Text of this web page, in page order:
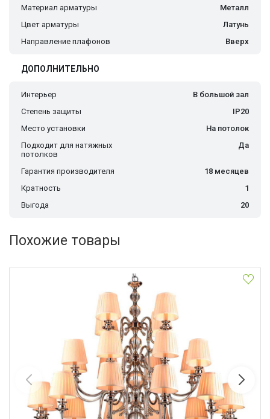
Материал арматуры
Металл
Цвет арматуры
Латунь
Направление плафонов
Вверх
ДОПОЛНИТЕЛЬНО
Интерьер
В большой зал
Степень защиты
IP20
Место установки
На потолок
Подходит для натяжных
потолков
Да
Гарантия производителя
18 месяцев
Кратность
1
Выгода
20
Похожие товары
Подвесная люстра Newport 31010+12/C без абажуров